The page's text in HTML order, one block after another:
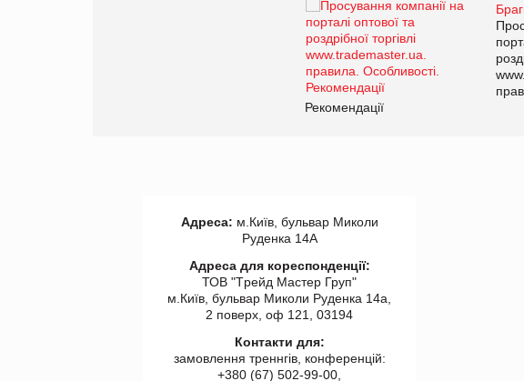
Рекомендації
Адреса: м.Київ, бульвар Миколи
Руденка 14А
Адреса для кореспонденції:
ТОВ "Tрейд Мастер Груп"
м.Київ, бульвар Миколи Руденка 14а,
2 поверх, оф 121, 03194
Контакти для:
замовлення треннгів, конференцій:
+380 (67) 502-99-00,